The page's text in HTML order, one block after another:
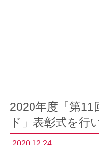
2020年度「第
ド」表彰式を行
2020.12.24